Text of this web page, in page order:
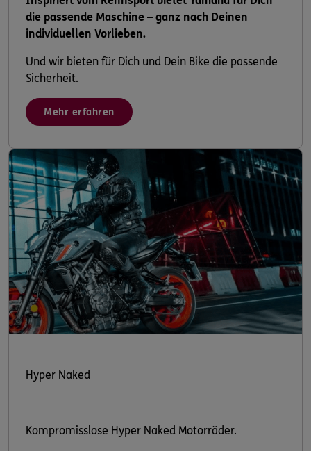
die passende Maschine – ganz nach Deinen
individuellen Vorlieben.
Und wir bieten für Dich und Dein Bike die passende
Sicherheit.
Mehr erfahren
Hyper Naked
Kompromisslose Hyper Naked Motorräder.